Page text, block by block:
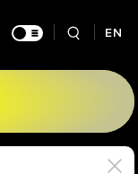
EN